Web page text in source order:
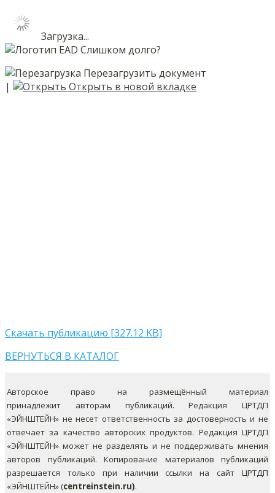
Загрузка...
Слишком долго?
Перезагрузить документ
|
Открыть в новой вкладке
Скачать публикацию [327.12 KB]
ВЕРНУТЬСЯ В КАТАЛОГ
Авторское право на размещённый материал
принадлежит авторам публикаций. Редакция ЦРТДП
«ЭЙНШТЕЙН» не несет ответственность за достоверность и не
отвечает за качество авторских продуктов. Редакция ЦРТДП
«ЭЙНШТЕЙН» может не разделять и не поддерживать мнения
авторов публикаций. Копирование материалов публикаций
разрешается только при наличии ссылки на сайт ЦРТДП
«ЭЙНШТЕЙН» (centreinstein.ru).